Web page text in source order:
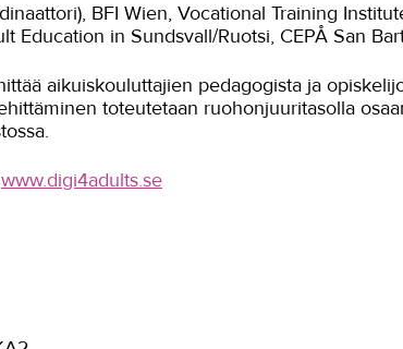
BFI Wien, Vocational Training
Education in Sundsvall/Ruotsi, CEPÅ San
aikuiskouluttajien pedagogista ja
toteutetaan ruohonjuuritasolla
www.digi4adults.se